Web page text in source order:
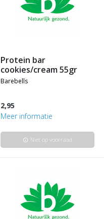
protein bar
cookies/cream 55gr
barebells
2,95
Meer informatie
info Niet op voorraad